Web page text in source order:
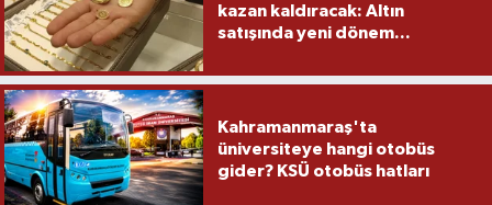
kazan kaldıracak: Altın
satışında yeni dönem...
Kahramanmaraş'ta
üniversiteye hangi otobüs
gider? KSÜ otobüs hatları